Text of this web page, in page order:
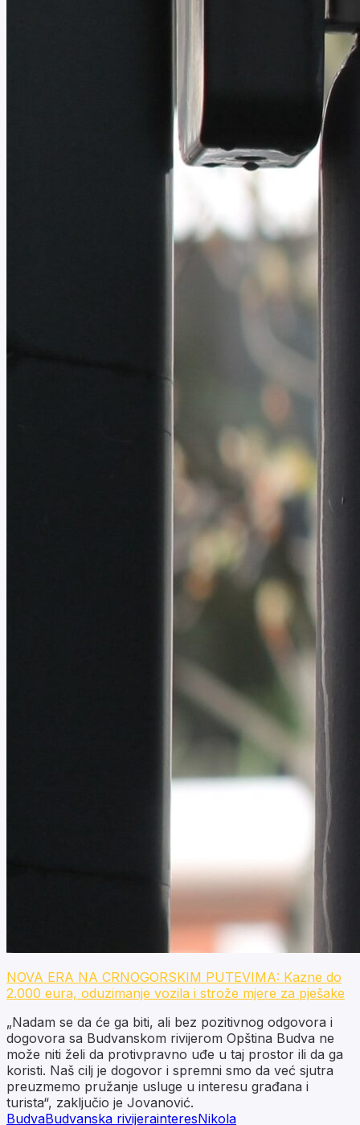
NOVA ERA NA CRNOGORSKIM PUTEVIMA: Kazne do
2.000 eura, oduzimanje vozila i strože mjere za pješake
„Nadam se da će ga biti, ali bez pozitivnog odgovora i
dogovora sa Budvanskom rivijerom Opština Budva ne
može niti želi da protivpravno uđe u taj prostor ili da ga
koristi. Naš cilj je dogovor i spremni smo da već sjutra
preuzmemo pružanje usluge u interesu građana i
turista“, zaključio je Jovanović.
BudvaBudvanska rivijerainteresNikola